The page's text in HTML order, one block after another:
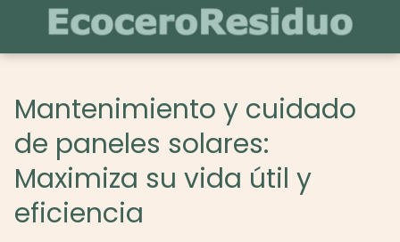
Mantenimiento y cuidado
de paneles solares:
Maximiza su vida útil y
eficiencia